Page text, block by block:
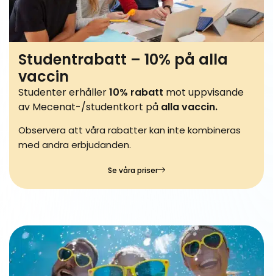
Studentrabatt – 10% på alla
vaccin
Studenter erhåller10% rabatt mot uppvisande
av Mecenat-/studentkort på alla vaccin.
Observera att våra rabatter kan inte kombineras
med andra erbjudanden.
Se våra priser